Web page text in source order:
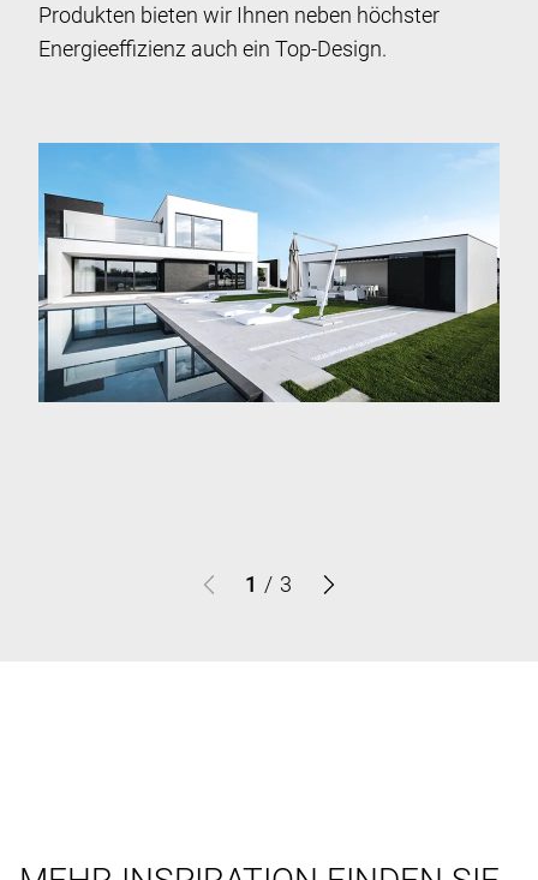
Produkten bieten wir Ihnen neben höchster
Energieeffizienz auch ein Top-Design.
1 / 3